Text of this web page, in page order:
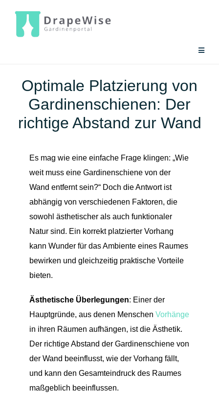
springen
Toggle
Gardinen-Tools
Optimale Platzierung von
Gardinenschienen: Der
richtige Abstand zur Wand
Es mag wie eine einfache Frage klingen: „Wie
weit muss eine Gardinenschiene von der
Wand entfernt sein?“ Doch die Antwort ist
abhängig von verschiedenen Faktoren, die
sowohl ästhetischer als auch funktionaler
Natur sind. Ein korrekt platzierter Vorhang
kann Wunder für das Ambiente eines Raumes
bewirken und gleichzeitig praktische Vorteile
bieten.
Ästhetische Überlegungen: Einer der
Hauptgründe, aus denen Menschen Vorhänge
in ihren Räumen aufhängen, ist die Ästhetik.
Der richtige Abstand der Gardinenschiene von
der Wand beeinflusst, wie der Vorhang fällt,
und kann den Gesamteindruck des Raumes
maßgeblich beeinflussen.